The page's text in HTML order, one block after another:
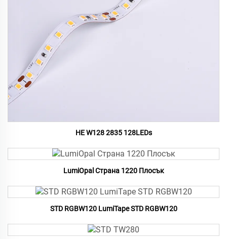
HE W128 2835 128LEDs
LumiOpal Страна 1220 Плосък
STD RGBW120 LumiTape STD RGBW120